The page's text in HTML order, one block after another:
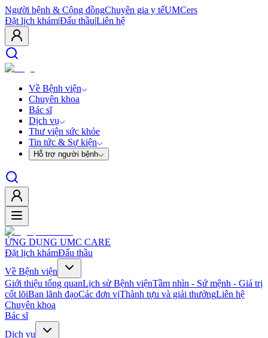
Người bệnh & Cộng đồngChuyên gia y tếUMCers
Đặt lịch khám|Đấu thầu|Liên hệ
Về Bệnh viện
Chuyên khoa
Bác sĩ
Dịch vụ
Thư viện sức khỏe
Tin tức & Sự kiện
Hỗ trợ người bệnh
ỨNG DỤNG UMC CARE
Đặt lịch khámĐấu thầu
Về Bệnh viện
Giới thiệu tổng quanLịch sử Bệnh việnTầm nhìn - Sứ mệnh - Giá trị
cốt lõiBan lãnh đạoCác đơn vịThành tựu và giải thưởngLiên hệ
Chuyên khoa
Bác sĩ
Dịch vụ